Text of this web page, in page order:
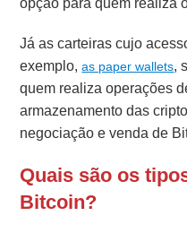
Já as carteiras cujo
exemplo,as paper wallets,
quem realiza operações
armazenamento das
negociação e venda de
Quais são os
Bitcoin?